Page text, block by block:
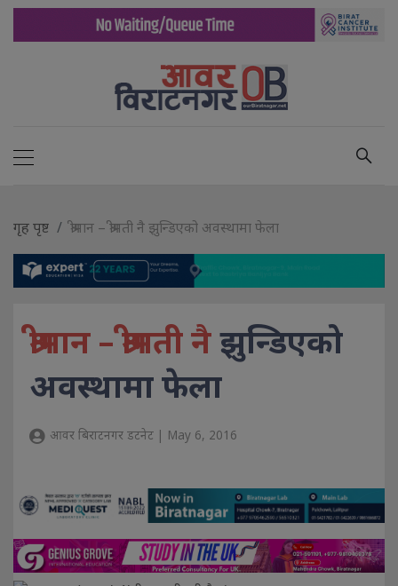
गृह पृष्ट श्रीमान – श्रीमती नै झुन्डिएको अवस्थामा फेला
श्रीमान – श्रीमती नैझुन्डिएको
अवस्थामा फेला
आवर बिराटनगर डटनेट | May 6, 2016